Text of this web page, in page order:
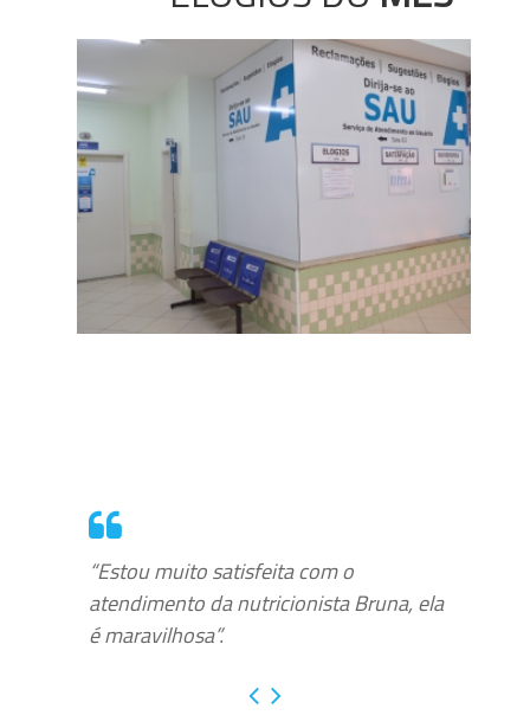
“Estou muito satisfeita com o
atendimento da nutricionista Bruna, ela
é maravilhosa”.